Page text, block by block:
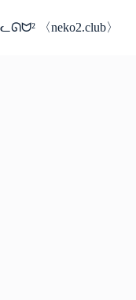
ン
ᓚᘏᗢ² 〈neko2.club〉